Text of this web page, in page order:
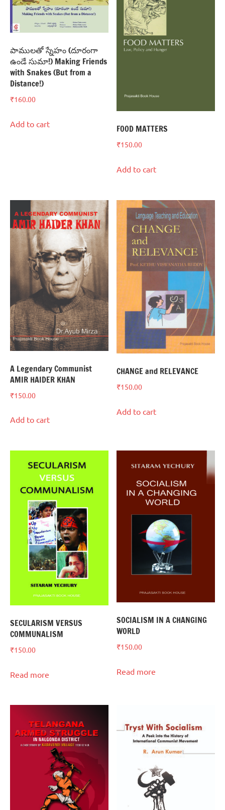
పాములతో స్నేహం (దూరంగా
ఉండే సుమా!) Making Friends
with Snakes (But from a
Distance!)
₹160.00
Add to cart FOOD MATTERS
₹150.00
Add to cart
A Legendary Communist
AMIR HAIDER KHAN
₹150.00
Add to cart
CHANGE and RELEVANCE
₹150.00
Add to cart
SECULARISM VERSUS
COMMUNALISM
₹150.00
Read more
SOCIALISM IN A CHANGING
WORLD
₹150.00
Read more